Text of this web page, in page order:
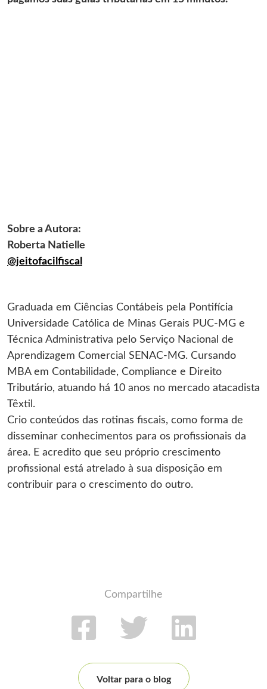
Sobre a Autora:
Roberta Natielle
@jeitofacilfiscal
Graduada em Ciências Contábeis pela Pontifícia
Universidade Católica de Minas Gerais PUC-MG e
Técnica Administrativa pelo Serviço Nacional de
Aprendizagem Comercial SENAC-MG. Cursando
MBA em Contabilidade, Compliance e Direito
Tributário, atuando há 10 anos no mercado atacadista
Têxtil.
Crio conteúdos das rotinas fiscais, como forma de
disseminar conhecimentos para os profissionais da
área. E acredito que seu próprio crescimento
profissional está atrelado à sua disposição em
contribuir para o crescimento do outro.
Compartilhe
Voltar para o blog